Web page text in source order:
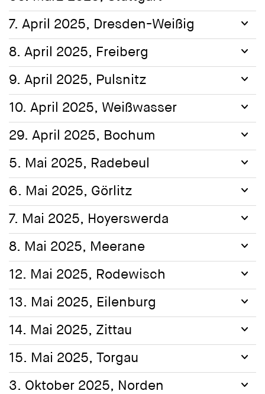
7. April 2025, Dresden-Weißig
8. April 2025, Freiberg
9. April 2025, Pulsnitz
10. April 2025, Weißwasser
29. April 2025, Bochum
5. Mai 2025, Radebeul
6. Mai 2025, Görlitz
7. Mai 2025, Hoyerswerda
8. Mai 2025, Meerane
12. Mai 2025, Rodewisch
13. Mai 2025, Eilenburg
14. Mai 2025, Zittau
15. Mai 2025, Torgau
3. Oktober 2025, Norden